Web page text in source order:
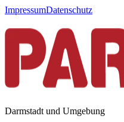
ImpressumDatenschutz
Darmstadt und Umgebung